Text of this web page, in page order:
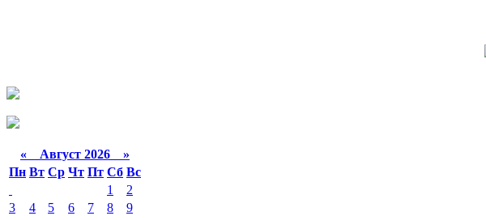
« Август 2026 »
Пн Вт Ср Чт Пт Сб Вс
1
2
3
4 5 6 7 8
9